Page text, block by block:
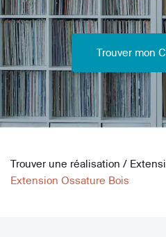
Trouver mon
Trouver une réalisation /
Extension Ossature Bois